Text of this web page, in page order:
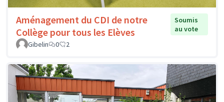
Aménagement du CDI de notre
Collège pour tous les Elèves
Soumis
au vote
Gibelin
0 2